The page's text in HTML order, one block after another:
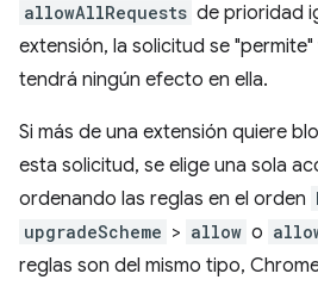
allowAllRequests de prioridad
extensión, la solicitud se
tendrá ningún efecto en ella.
Si más de una extensión quiere
esta solicitud, se elige una sola
ordenando las reglas en el orden
upgradeScheme > allow o
reglas son del mismo tipo,